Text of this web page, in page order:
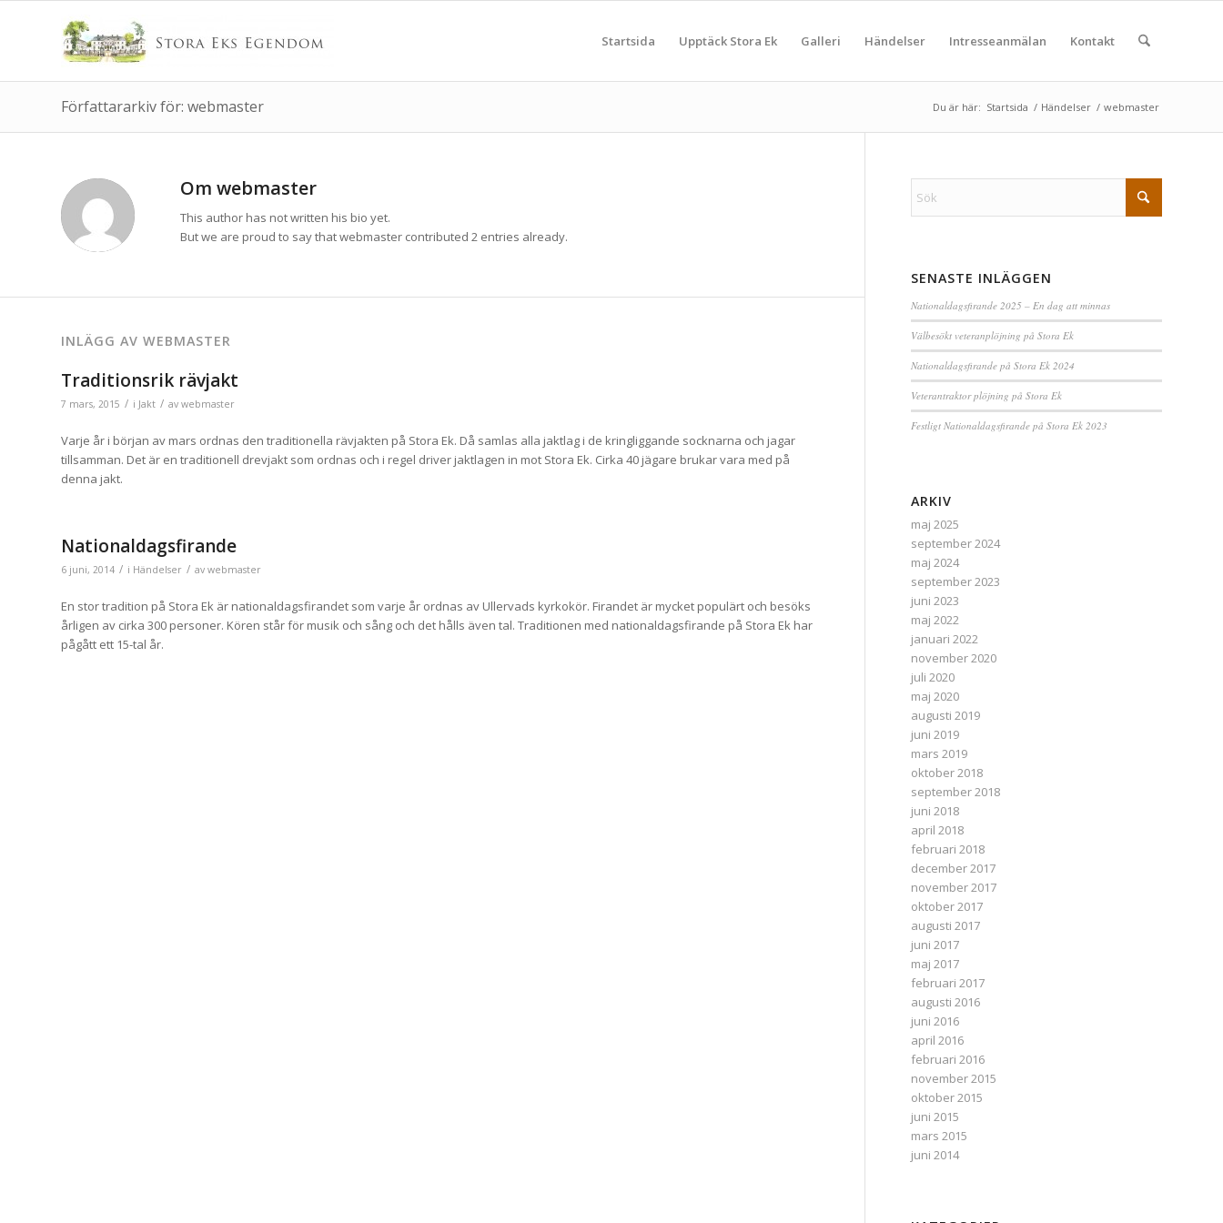
Startsida Upptäck Stora Ek Galleri Händelser Intresseanmälan Kontakt
Författararkiv för: webmaster Du är här: Startsida / Händelser / webmaster
Om webmaster
This author has not written his bio yet.
But we are proud to say thatwebmaster contributed 2 entries already.
INLÄGG AV WEBMASTER
Traditionsrik rävjakt
7 mars, 2015 / i Jakt / av webmaster
Varje år i början av mars ordnas den traditionella rävjakten på Stora Ek. Då samlas alla jaktlag i de kringliggande socknarna och jagar
tillsamman. Det är en traditionell drevjakt som ordnas och i regel driver jaktlagen in mot Stora Ek. Cirka 40 jägare brukar vara med på
denna jakt.
Nationaldagsfirande
6 juni, 2014 / i Händelser / av webmaster
En stor tradition på Stora Ek är nationaldagsfirandet som varje år ordnas av Ullervads kyrkokör. Firandet är mycket populärt och besöks
årligen av cirka 300 personer. Kören står för musik och sång och det hålls även tal. Traditionen med nationaldagsfirande på Stora Ek har
pågått ett 15-tal år.
SENASTE INLÄGGEN
Nationaldagsfirande 2025 – En dag att minnas
Välbesökt veteranplöjning på Stora Ek
Nationaldagsfirande på Stora Ek 2024
Veterantraktor plöjning på Stora Ek
Festligt Nationaldagsfirande på Stora Ek 2023
ARKIV
maj 2025
september 2024
maj 2024
september 2023
juni 2023
maj 2022
januari 2022
november 2020
juli 2020
maj 2020
augusti 2019
juni 2019
mars 2019
oktober 2018
september 2018
juni 2018
april 2018
februari 2018
december 2017
november 2017
oktober 2017
augusti 2017
juni 2017
maj 2017
februari 2017
augusti 2016
juni 2016
april 2016
februari 2016
november 2015
oktober 2015
juni 2015
mars 2015
juni 2014